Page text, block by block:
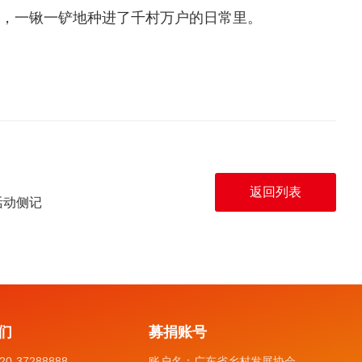
一锹一铲地种进了千村万户的日常里。
返回列表
动侧记
募捐账号